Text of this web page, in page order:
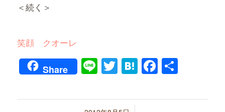
＜続く＞
笑顔 クオーレ
Share LineTwitter
Hatena共